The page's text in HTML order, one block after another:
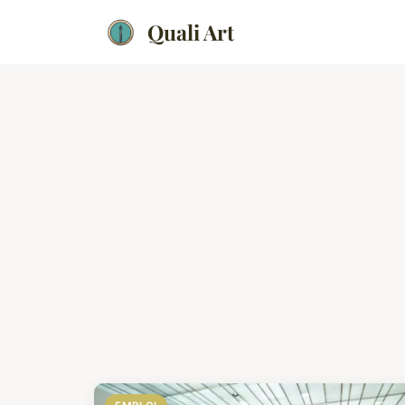
Quali Art